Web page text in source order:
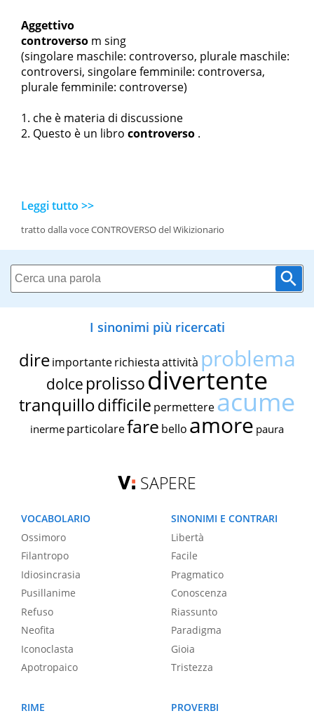
Aggettivo
controverso m sing
(singolare maschile: controverso, plurale maschile:
controversi, singolare femminile: controversa,
plurale femminile: controverse)
che è materia di discussione
Questo è un libro controverso .
Leggi tutto >>
tratto dalla voce CONTROVERSO del Wikizionario
I sinonimi più ricercati
dire importante richiestaattività problema
dolce prolissodivertente
tranquillodifficile permettereacume
inerme particolarefare bello amore paura
SAPERE
VOCABOLARIO
Ossimoro
Filantropo
Idiosincrasia
Pusillanime
Refuso
Neofita
Iconoclasta
Apotropaico
SINONIMI E CONTRARI
Libertà
Facile
Pragmatico
Conoscenza
Riassunto
Paradigma
Gioia
Tristezza
RIME
PROVERBI